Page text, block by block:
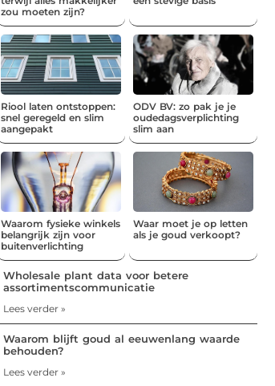
zou moeten zijn?
Riool laten ontstoppen:
snel geregeld en slim
aangepakt
ODV BV: zo pak je je
oudedagsverplichting
slim aan
Waarom fysieke winkels
belangrijk zijn voor
buitenverlichting
Waar moet je op letten
als je goud verkoopt?
Wholesale plant data voor betere
assortimentscommunicatie
Lees verder »
Waarom blijft goud al eeuwenlang waarde
behouden?
Lees verder »